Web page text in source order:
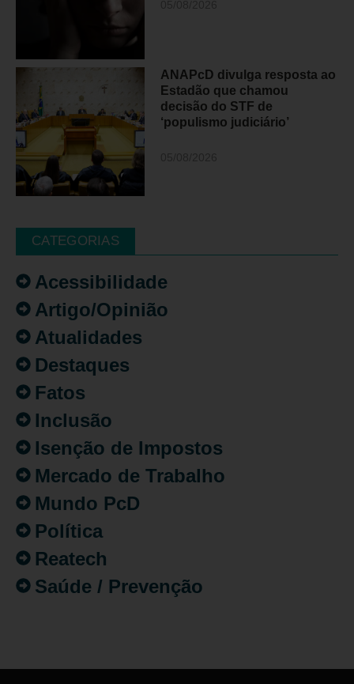
ANAPcD divulga resposta ao
Estadão que chamou
decisão do STF de
‘populismo judiciário’
CATEGORIAS
Acessibilidade
Artigo/Opinião
Atualidades
Destaques
Fatos
Inclusão
Isenção de Impostos
Mercado de Trabalho
Mundo PcD
Política
Reatech
Saúde / Prevenção